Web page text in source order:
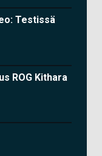
Testissä
ROG Kithara